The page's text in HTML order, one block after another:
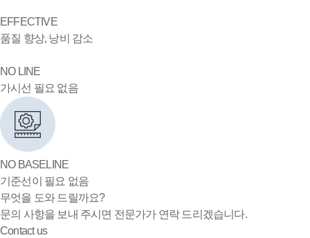
EFFECTIVE
품질 향상, 낭비 감소
NO LINE
가시선 필요 없음
NO BASELINE
기준선이 필요 없음
무엇을 도와 드릴까요?
문의 사항을 보내 주시면 전문가가 연락 드리겠습니다.
Contact us